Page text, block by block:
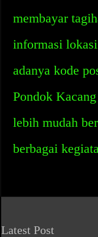
membayar
informasi
adanya kode
Pondok
lebih mudah
berbagai
Latest Post